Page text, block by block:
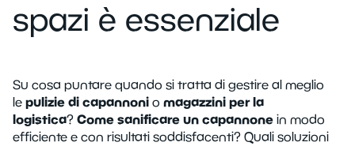
spazi è essenziale
Su cosa puntare quando si tratta di gestire al meglio
le pulizie di capannoni o magazzini per la
logistica? Come sanificare un capannone in modo
efficiente e con risultati soddisfacenti? Quali soluzioni